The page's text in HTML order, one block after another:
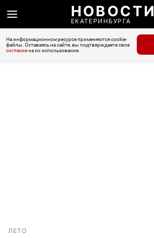
НОВОСТИ
ЕКАТЕРИНБУРГА
На информационном ресурсе применяются cookie-
файлы. Оставаясь на сайте, вы подтверждаете свое
согласиена их использование.
ЛЕТО